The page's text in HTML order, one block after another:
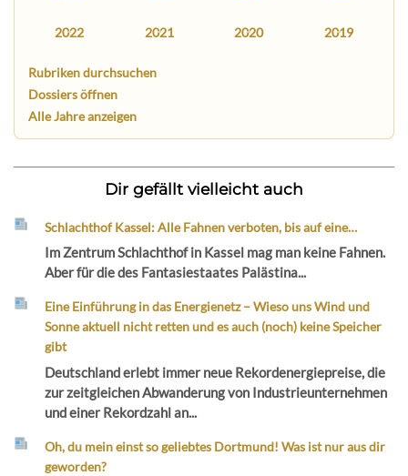
2022 2021 2020 2019
Rubriken durchsuchen
Dossiers öffnen
Alle Jahre anzeigen
Dir gefällt vielleicht auch
Schlachthof Kassel: Alle Fahnen verboten, bis auf eine…
Im Zentrum Schlachthof in Kassel mag man keine Fahnen.
Aber für die des Fantasiestaates Palästina...
Eine Einführung in das Energienetz – Wieso uns Wind und
Sonne aktuell nicht retten und es auch (noch) keine Speicher
gibt
Deutschland erlebt immer neue Rekordenergiepreise, die
zur zeitgleichen Abwanderung von Industrieunternehmen
und einer Rekordzahl an...
Oh, du mein einst so geliebtes Dortmund! Was ist nur aus dir
geworden?